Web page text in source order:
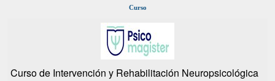
Curso
Curso de Intervención y Rehabilitación Neuropsicológica